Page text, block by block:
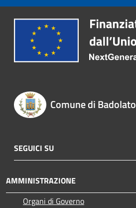
Comune di Badolato
SEGUICI SU
AMMINISTRAZIONE
Organi di Governo